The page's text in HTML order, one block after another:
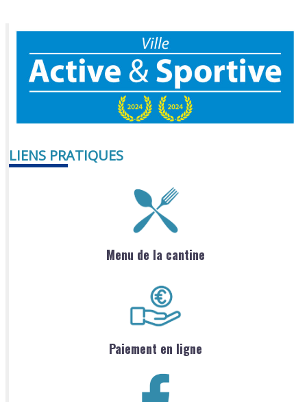
LIENS PRATIQUES
Menu de la cantine
Paiement en ligne